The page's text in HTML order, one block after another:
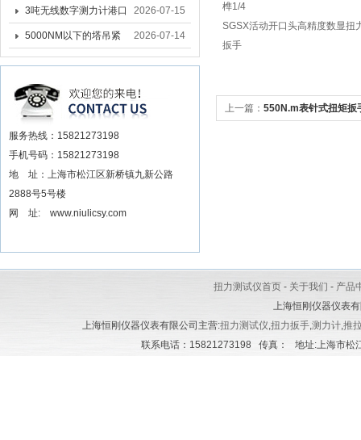
牌
显扭力工具厂家
数显扭力扳手 20NM精
准可调力矩扳手品牌
3吨无线数字测力计港口
吊装专用
2026-07-15
5000NM以下的塔吊紧
固大扭力电动扳手 塔机
安装电动扳手厂家
2026-07-14
服务热线：15821273198
手机号码：15821273198
地 址：上海市松江区新桥镇九新公路
2888号5号楼
网 址: www.niulicsy.com
榫1/4
SGSX活动开口头高精度数显扭
扳手
上一篇： 550N.m表针式扭矩扳
扭力测试仪首页 - 关于我们 - 产品
上海恒刚仪器仪表
上海恒刚仪器仪表有限公司主营:扭力测试仪,扭力扳手,测力计,推
联系电话：15821273198 传真： 地址:上海市